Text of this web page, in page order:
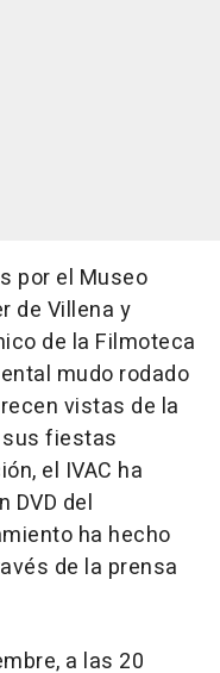
por el Museo
de Villena y
de la Filmoteca
mudo rodado
vistas de la
fiestas
el IVAC ha
DVD del
ha hecho
de la prensa
a las 20